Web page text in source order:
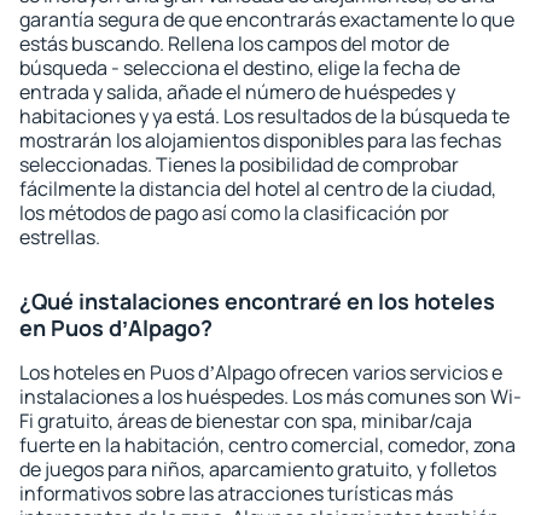
garantía segura de que encontrarás exactamente lo que
estás buscando. Rellena los campos del motor de
búsqueda - selecciona el destino, elige la fecha de
entrada y salida, añade el número de huéspedes y
habitaciones y ya está. Los resultados de la búsqueda te
mostrarán los alojamientos disponibles para las fechas
seleccionadas. Tienes la posibilidad de comprobar
fácilmente la distancia del hotel al centro de la ciudad,
los métodos de pago así como la clasificación por
estrellas.
¿Qué instalaciones encontraré en los hoteles
en Puos dʼAlpago?
Los hoteles en Puos dʼAlpago ofrecen varios servicios e
instalaciones a los huéspedes. Los más comunes son Wi-
Fi gratuito, áreas de bienestar con spa, minibar/caja
fuerte en la habitación, centro comercial, comedor, zona
de juegos para niños, aparcamiento gratuito, y folletos
informativos sobre las atracciones turísticas más